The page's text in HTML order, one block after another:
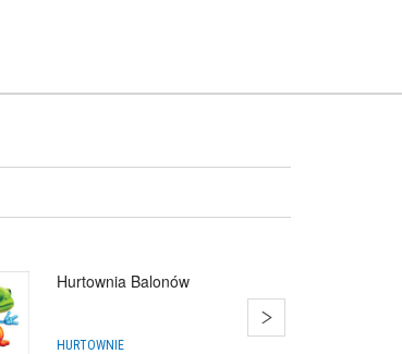
Hurtownia Balonów
HURTOWNIE